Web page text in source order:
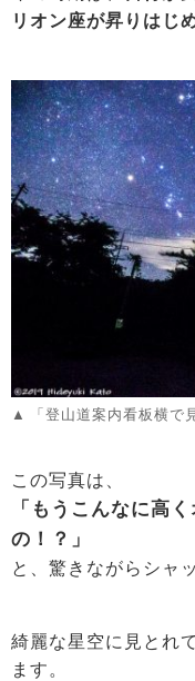
リオン座が昇りはじ
「登山道案内看板横で
この写真は、
「もうこんなに高
の！？」
と、驚きながらシャ
綺麗な星空に見とれ
ます。